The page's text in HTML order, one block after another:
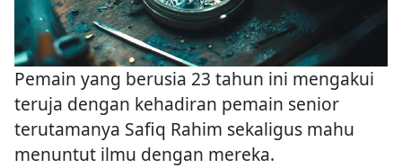
Pemain yang berusia 23 tahun ini mengakui
teruja dengan kehadiran pemain senior
terutamanya Safiq Rahim sekaligus mahu
menuntut ilmu dengan mereka.